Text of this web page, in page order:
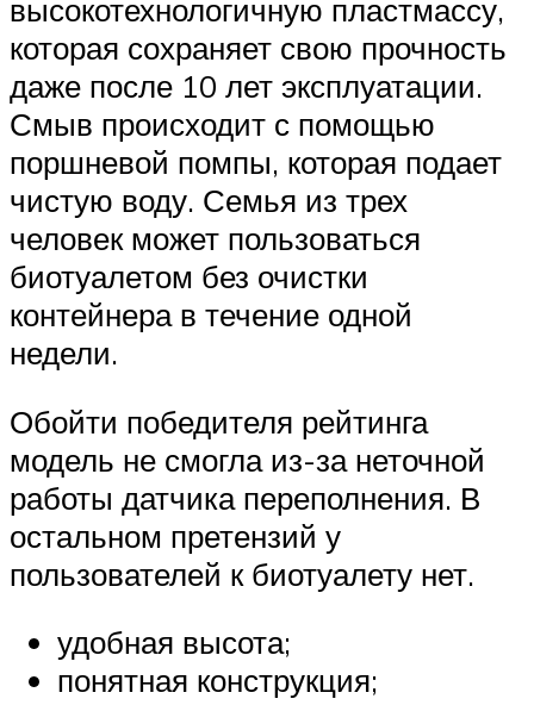
высокотехнологичную пластмассу,
которая сохраняет свою прочность
даже после 10 лет эксплуатации.
Смыв происходит с помощью
поршневой помпы, которая подает
чистую воду. Семья из трех
человек может пользоваться
биотуалетом без очистки
контейнера в течение одной
недели.
Обойти победителя рейтинга
модель не смогла из-за неточной
работы датчика переполнения. В
остальном претензий у
пользователей к биотуалету нет.
удобная высота;
понятная конструкция;